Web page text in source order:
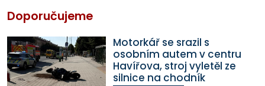
Doporučujeme
Motorkář se srazil s
osobním autem v centru
Havířova, stroj vyletěl ze
silnice na chodník